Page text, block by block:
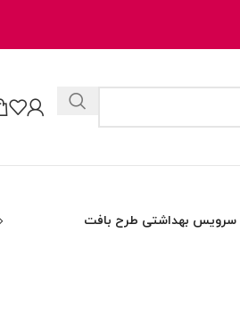
بهداشتی طرح بافت